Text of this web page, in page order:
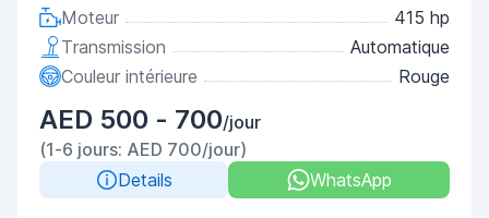
Moteur
415 hp
Transmission
Automatique
Couleur intérieure
Rouge
AED 500 - 700/jour
(1-6 jours: AED 700/jour)
Details
WhatsApp